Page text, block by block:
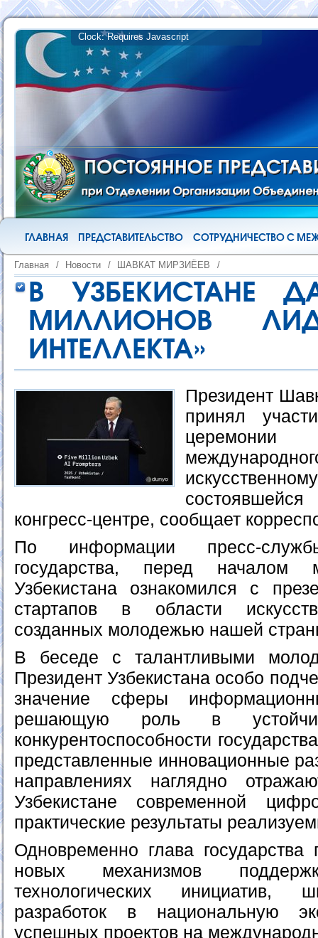
ГЛАВНАЯ ПРЕДСТАВИТЕЛЬСТВО СОТРУДНИЧЕСТВО С
Главная / Новости / ШАВКАТ МИРЗИЁЕВ /
В УЗБЕКИСТАНЕ
МИЛЛИОНОВ
ИНТЕЛЛЕКТА»
Президент
принял
конгресс-центре, сообщает
По информации пресс-
государства, перед началом
Узбекистана ознакомился с
стартапов в области
созданных молодежью нашей
В беседе с талантливыми
Президент Узбекистана особо
значение сферы
решающую роль в
конкурентоспособности
представленные инновационные
направлениях наглядно
Узбекистане современной
практические результаты
Одновременно глава государства
новых механизмов
технологических инициатив,
разработок в национальную
успешных проектов на